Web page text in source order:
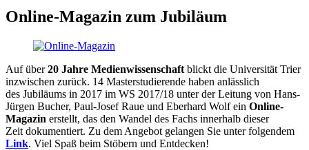
Online-Magazin zum Jubiläum
Auf über20 Jahre Medienwissenschaft blickt die Universität Trier
inzwischen zurück. 14 Masterstudierende haben anlässlich
des Jubiläums in 2017 im WS 2017/18 unter der Leitung von Hans-
Jürgen Bucher, Paul-Josef Raue und Eberhard Wolf ein Online-
Magazin erstellt, das den Wandel des Fachs innerhalb dieser
Zeit dokumentiert. Zu dem Angebot gelangen Sie unter folgendem
Link. Viel Spaß beim Stöbern und Entdecken!